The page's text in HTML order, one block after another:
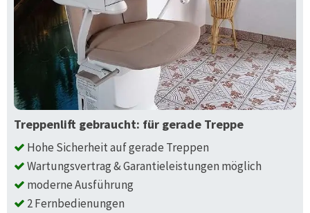
Treppenlift gebraucht: für gerade Treppe
Hohe Sicherheit auf gerade Treppen
Wartungsvertrag & Garantieleistungen möglich
moderne Ausführung
2 Fernbedienungen